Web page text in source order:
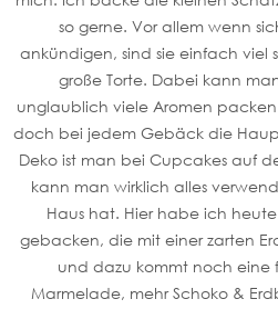
so gerne. Vor allem wenn
ankündigen, sind sie einfach viel
große Torte. Dabei kann
unglaublich viele Aromen
doch bei jedem Gebäck die
Deko ist man bei Cupcakes auf
kann man wirklich alles
Haus hat. Hier habe ich heute
gebacken, die mit einer zarten
und dazu kommt noch eine
Marmelade, mehr Schoko &